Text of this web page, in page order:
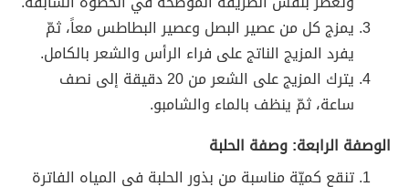
يمزج كل من عصير البصل وعصير البطاطس معاً، ثمّ
يفرد المزيج الناتج على فراء الرأس والشعر بالكامل.
يترك المزيج على الشعر من 20 دقيقة إلى نصف
ساعة، ثمّ ينظف بالماء والشامبو.
الوصفة الرابعة: وصفة الحلبة
تنقع كميّة مناسبة من بذور الحلبة في المياه الفاترة